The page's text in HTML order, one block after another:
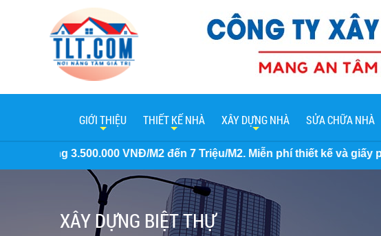
GIỚI THIỆU THIẾT KẾ NHÀ XÂY DỰNG NHÀ SỬA CHỮA NHÀ
M2 đến 7 Triệu/M2. Miễn phí thiết kế và giấy phép xây dựng nhà,
XÂY DỰNG BIỆT THỰ